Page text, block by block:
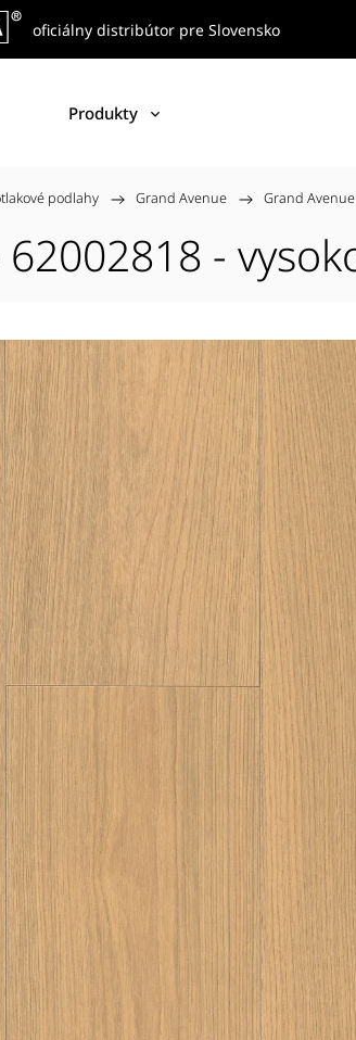
oficiálny distribútor pre Slovensko
Produkty
podlahy / Grand Avenue / Grand
62002818 -